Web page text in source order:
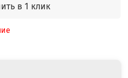
в 1 клик